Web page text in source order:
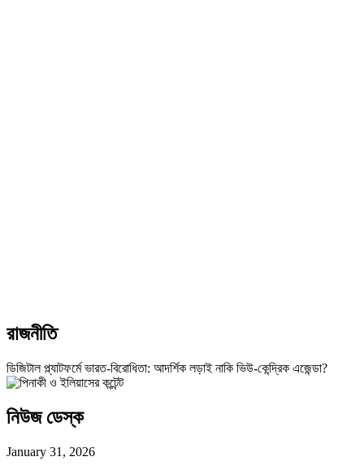
রাজনীতি
ডিজিটাল প্ল্যাটফর্মে ভারত-বিরোধিতা: আদর্শিক লড়াই নাকি ভিউ-কেন্দ্রিক এজেন্ডা?
নিউজ ডেস্ক
January 31, 2026